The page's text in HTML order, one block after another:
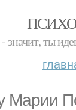
- значит, ты
Марии